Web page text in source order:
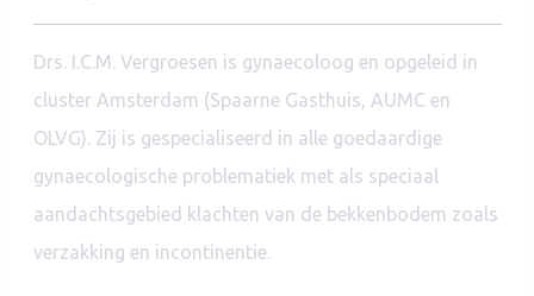
Drs. I.C.M. Vergroesen is gynaecoloog en opgeleid in
cluster Amsterdam (Spaarne Gasthuis, AUMC en
OLVG). Zij is gespecialiseerd in alle goedaardige
gynaecologische problematiek met als speciaal
aandachtsgebied klachten van de bekkenbodem zoals
verzakking en incontinentie.